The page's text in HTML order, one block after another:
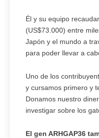
Él y su equipo
(US$73.000) entre
Japón y el mundo a
para poder llevar a
Uno de los
y cursamos primero y
Donamos nuestro
investigar sobre los
El gen ARHGAP36